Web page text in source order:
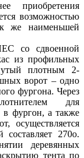
приобретения
возможностью
же наименьшей
со сдвоенной
из профильных
плотным 2-
ворот – одно
фургона. Через
для
в фургон, а также
осуществляется
составляет 270о.
деревянных
тента по